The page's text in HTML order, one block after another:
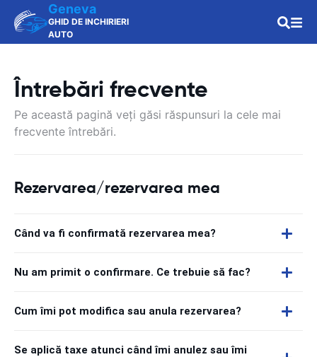
Geneva
GHID DE INCHIRIERI
AUTO
Întrebări frecvente
Pe această pagină veți găsi răspunsuri la cele mai
frecvente întrebări.
Rezervarea/rezervarea mea
Când va fi confirmată rezervarea mea?
Nu am primit o confirmare. Ce trebuie să fac?
Cum îmi pot modifica sau anula rezervarea?
Se aplică taxe atunci când îmi anulez sau îmi